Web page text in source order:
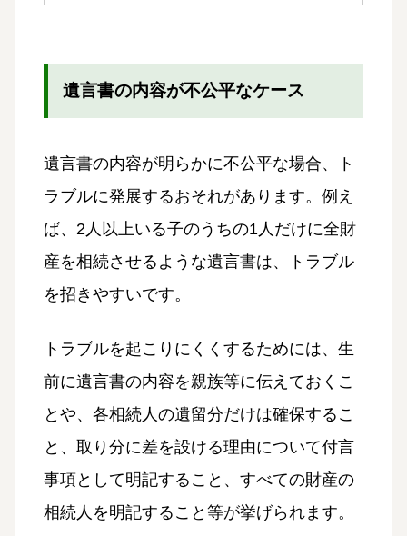
遺言書の内容が不公平なケース
遺言書の内容が明らかに不公平な場合、ト
ラブルに発展するおそれがあります。例え
ば、2人以上いる子のうちの1人だけに全財
産を相続させるような遺言書は、トラブル
を招きやすいです。
トラブルを起こりにくくするためには、生
前に遺言書の内容を親族等に伝えておくこ
とや、各相続人の遺留分だけは確保するこ
と、取り分に差を設ける理由について付言
事項として明記すること、すべての財産の
相続人を明記すること等が挙げられます。